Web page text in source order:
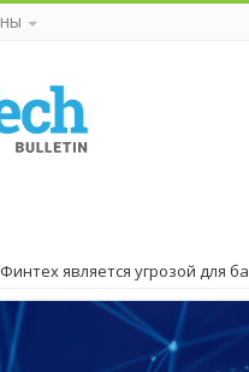
Финтех является угрозой для